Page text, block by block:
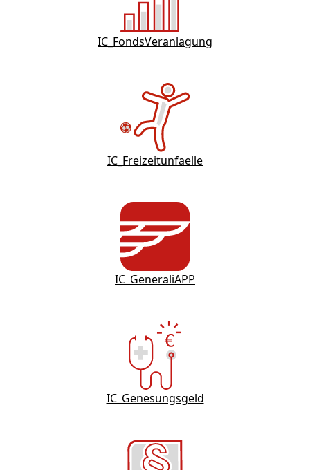
IC_FondsVeranlagung
IC_Freizeitunfaelle
IC_GeneraliAPP
IC_Genesungsgeld